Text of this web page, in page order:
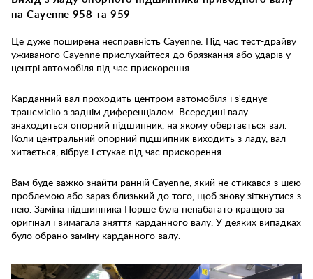
на Cayenne 958 та 959
Це дуже поширена несправність Cayenne. Під час тест-драйву
уживаного Cayenne прислухайтеся до брязкання або ударів у
центрі автомобіля під час прискорення.
Карданний вал проходить центром автомобіля і з'єднує
трансмісію з заднім диференціалом. Всередині валу
знаходиться опорний підшипник, на якому обертається вал.
Коли центральний опорний підшипник виходить з ладу, вал
хитається, вібрує і стукає під час прискорення.
Вам буде важко знайти ранній Cayenne, який не стикався з цією
проблемою або зараз близький до того, щоб знову зіткнутися з
нею. Заміна підшипника Порше була ненабагато кращою за
оригінал і вимагала зняття карданного валу. У деяких випадках
було обрано заміну карданного валу.